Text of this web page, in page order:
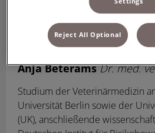
Anja Beterams Dr. med.
Studium der Veterinärmedizin
Universität Berlin sowie der
(UK), anschließende
Reject All Optional